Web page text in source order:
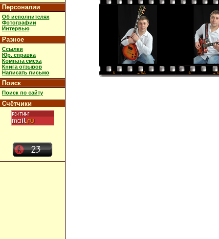
Персоналии
Об исполнителях
Фотографии
Интервью
Разное
Ссылки
Юр. справка
Комната смеха
Книга отзывов
Написать письмо
Поиск
Поиск по сайту
Счётчики
5 → 5A 6 →